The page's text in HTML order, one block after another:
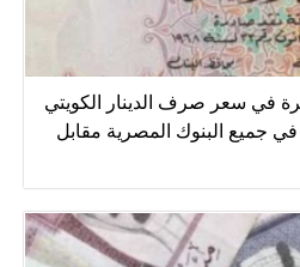
في سعر صرف الدينار الكويتي
اليوم الإثنين 20 يونيو 2022 في جميع البنوك المصرية مقابل